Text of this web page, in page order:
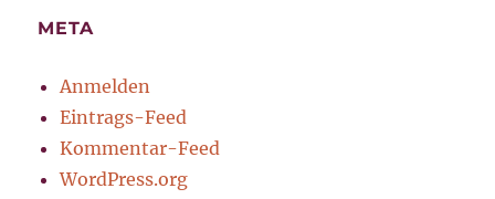
META
Anmelden
Eintrags-Feed
Kommentar-Feed
WordPress.org